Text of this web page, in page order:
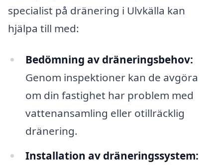
specialist på dränering i Ulvkälla kan
hjälpa till med:
Bedömning av dräneringsbehov:
Genom inspektioner kan de avgöra
om din fastighet har problem med
vattenansamling eller otillräcklig
dränering.
Installation av dräneringssystem: